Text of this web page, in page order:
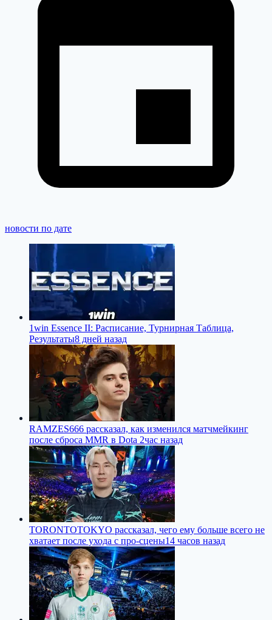
новости по дате
1win Essence II: Расписание, Турнирная Таблица,
Результаты8 дней назад
RAMZES666 рассказал, как изменился матчмейкинг
после сброса MMR в Dota 2час назад
TORONTOTOKYO рассказал, чего ему больше всего не
хватает после ухода с про-сцены14 часов назад